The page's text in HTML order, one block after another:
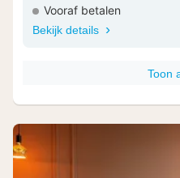
Vooraf betalen
Bekijk details
Toon